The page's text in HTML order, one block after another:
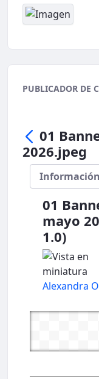
PUBLICADOR DE
01
2026.jpeg
Información
01
mayo
1.0)
Alexandra